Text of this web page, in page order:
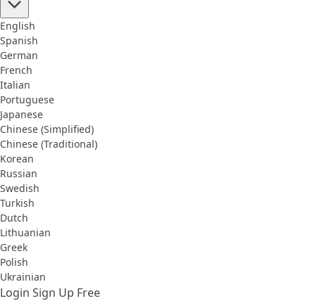
English
Spanish
German
French
Italian
Portuguese
Japanese
Chinese (Simplified)
Chinese (Traditional)
Korean
Russian
Swedish
Turkish
Dutch
Lithuanian
Greek
Polish
Ukrainian
Login Sign Up Free